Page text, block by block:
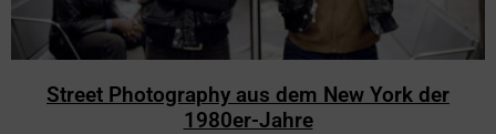
Street Photography aus dem New York der
1980er-Jahre